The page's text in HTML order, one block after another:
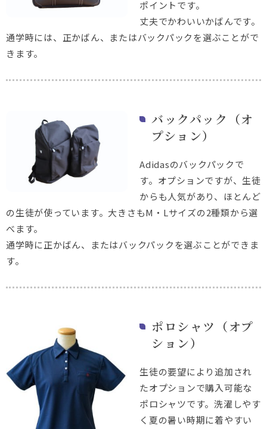
ポイントです。
丈夫でかわいいかばんです。
通学時には、正かばん、またはバックパックを選ぶことがで
きます。
バックパック（オ
プション）
Adidasのバックパックで
す。オプションですが、生徒
からも人気があり、ほとんど
の生徒が使っています。大きさもM・Lサイズの2種類から選
べます。
通学時に正かばん、またはバックパックを選ぶことができま
す。
ポロシャツ（オプ
ション）
生徒の要望により追加され
たオプションで購入可能な
ポロシャツです。洗濯しやす
く夏の暑い時期に着やすい